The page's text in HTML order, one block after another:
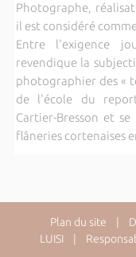
Photographe,
il est considéré
Entre l'exigence
revendique la
photographier des «
de l'école du
Cartier-Bresson et
flâneries cortenaises
Plan du site |
LUISI |